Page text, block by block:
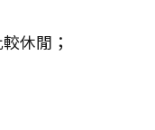
休閒；